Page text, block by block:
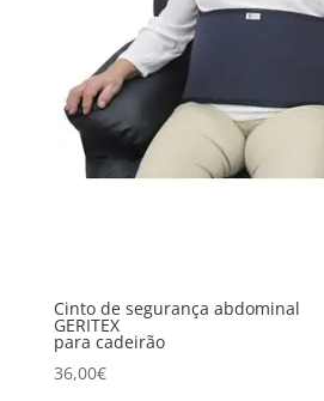
Cinto de segurança abdominal
GERITEX
para cadeirão
36,00€